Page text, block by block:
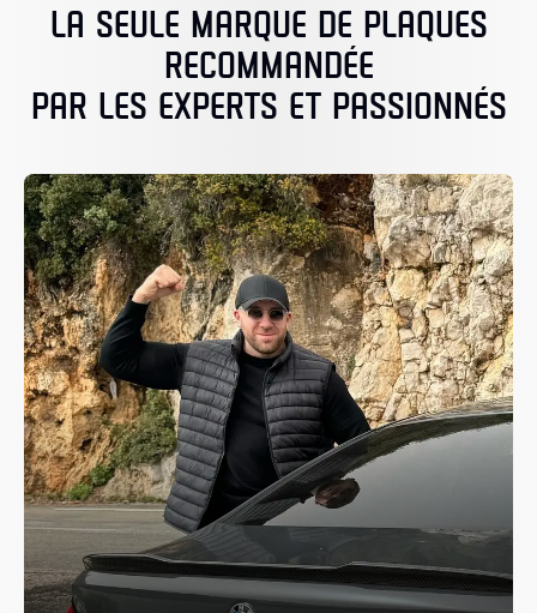
LA SEULE MARQUE DE PLAQUES
RECOMMANDÉE
PAR LES EXPERTS ET PASSIONNÉS